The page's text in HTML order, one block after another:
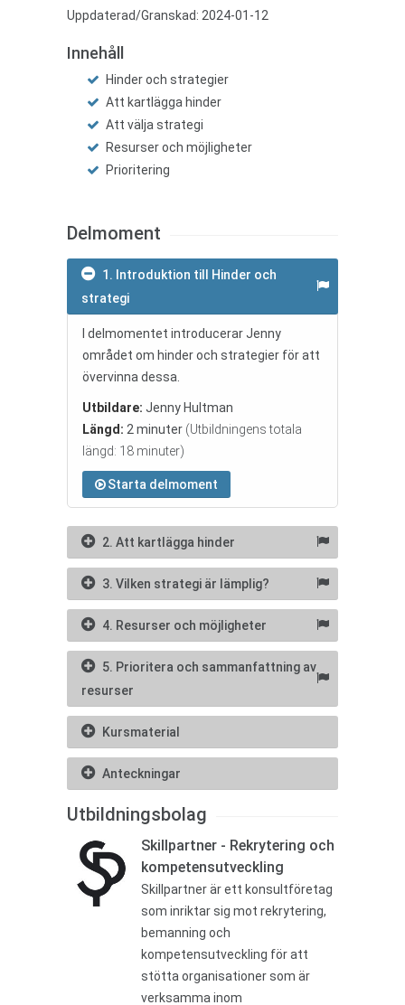
Uppdaterad/Granskad: 2024-01-12
Innehåll
Hinder och strategier
Att kartlägga hinder
Att välja strategi
Resurser och möjligheter
Prioritering
Delmoment
1. Introduktion till Hinder och
strategi
I delmomentet introducerar Jenny
området om hinder och strategier för att
övervinna dessa.
Utbildare: Jenny Hultman
Längd: 2 minuter (Utbildningens totala
längd: 18 minuter)
Starta delmoment
2. Att kartlägga hinder
3. Vilken strategi är lämplig?
4. Resurser och möjligheter
5. Prioritera och sammanfattning av
resurser
Kursmaterial
Anteckningar
Utbildningsbolag
Skillpartner - Rekrytering och
kompetensutveckling
Skillpartner är ett konsultföretag
som inriktar sig mot rekrytering,
bemanning och
kompetensutveckling för att
stötta organisationer som är
verksamma inom